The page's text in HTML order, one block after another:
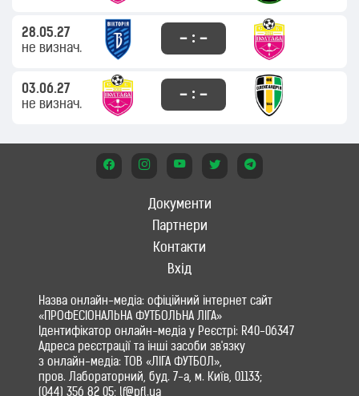
28.05.27
не визнач.
– : –
03.06.27
не визнач.
– : –
Документи
Партнери
Контакти
Вхід
Назва онлайн-медіа: офіційний інтернет сайт
«ПРОФЕСІОНАЛЬНА ФУТБОЛЬНА ЛІГА»
Ідентифікатор онлайн-медіа у Реєстрі: R40-06347
Адреса реєстрації та інші засоби зв'язку
з онлайн-медіа: ТОВ «ЛІГА ФУТБОЛ»,
пров. Лабораторний, буд. 7-а, м. Київ, 01133;
(044) 356 82 05; lf@pfl.ua